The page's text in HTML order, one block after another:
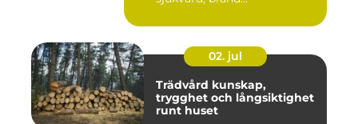
02. jul
Trädvård kunskap,
trygghet och långsiktighet
runt huset